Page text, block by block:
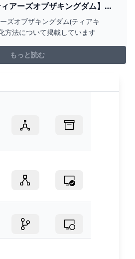
ィアーズオブザキングダム】防
精の場所【ティアキン】 ゲー
ズオブザキングダム(ティアキ
方法について掲載しています
もっと読む